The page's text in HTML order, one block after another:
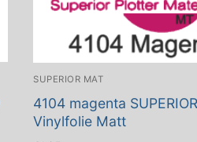
SUPERIOR MAT
4104 magenta
Vinylfolie Matt